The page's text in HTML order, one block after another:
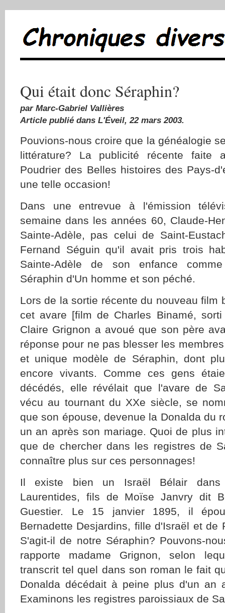
Qui était donc Séraphin?
par Marc-Gabriel Vallières
Article publié dans L'Éveil, 22 mars 2003.
Pouvions-nous croire que la généalogie
littérature? La publicité récente faite
Poudrier des Belles histoires des Pays-
une telle occasion!
Dans une entrevue à l'émission
semaine dans les années 60, Claude-
Sainte-Adèle, pas celui de Saint-
Fernand Séguin qu'il avait pris trois
Sainte-Adèle de son enfance
Séraphin d'Un homme et son péché.
Lors de la sortie récente du nouveau film
cet avare [film de Charles Binamé,
Claire Grignon a avoué que son père
réponse pour ne pas blesser les
et unique modèle de Séraphin, dont
encore vivants. Comme ces gens
décédés, elle révélait que l'avare de
vécu au tournant du XXe siècle, se
que son épouse, devenue la Donalda du
un an après son mariage. Quoi de plus
que de chercher dans les registres de
connaître plus sur ces personnages!
Il existe bien un Israël Bélair dans
Laurentides, fils de Moïse Janvry dit
Guestier. Le 15 janvier 1895, il
Bernadette Desjardins, fille d'Israël et de
S'agit-il de notre Séraphin? Pouvons-
rapporte madame Grignon, selon
transcrit tel quel dans son roman le fait
Donalda décédait à peine plus d'un an
Examinons les registres paroissiaux de